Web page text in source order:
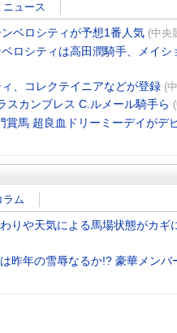
ニュース
ベロシティが予想1番人気 (中央
ベロシティは高田潤騎手、メイ
、コレクテイニアなどが登録 (
スカンブレス C.ルメール騎手ら
賞馬 超良血ドリーミーデイがデ
ラム
りや天気による馬場状態がカ
昨年の雪辱なるか!? 豪華メンバ